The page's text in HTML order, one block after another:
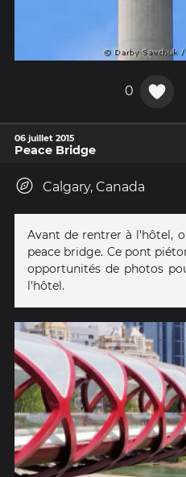
0
06 juillet 2015
Peace Bridge
Calgary, Canada
Avant de rentrer à l'hôtel,
peace bridge. Ce pont
opportunités de photos
l'hôtel.